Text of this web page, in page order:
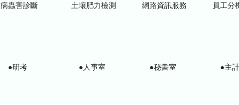
病蟲害診斷 土壤肥力檢測 網路資訊服務 員工分
●研考 ●人事室 ●秘書室 ●主